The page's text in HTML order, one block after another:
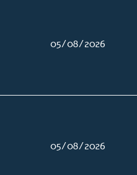
05/08/2026
05/08/2026